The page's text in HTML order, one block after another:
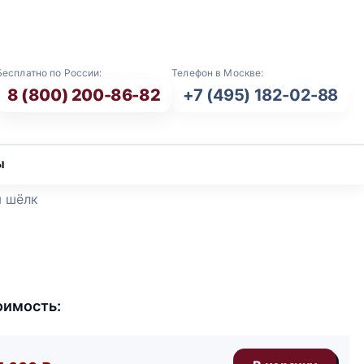
по России:
8 (800) 200-86-82
Телефон в Москве:
+7 (495) 182-02-88
шёлк